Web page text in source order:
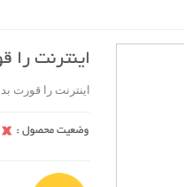
اینترنت را
اینترنت را قورت